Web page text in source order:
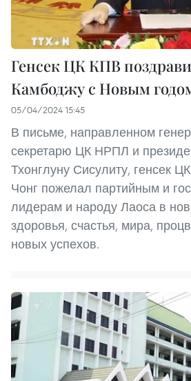
Генсек ЦК КПВ
Камбоджу с Новым
05/04/2024 15:45
В письме, направленном
секретарю ЦК НРПЛ и
Тхонглуну Сисулиту, генсек
Чонг пожелал партийным и
лидерам и народу Лаоса в
здоровья, счастья, мира,
новых успехов.